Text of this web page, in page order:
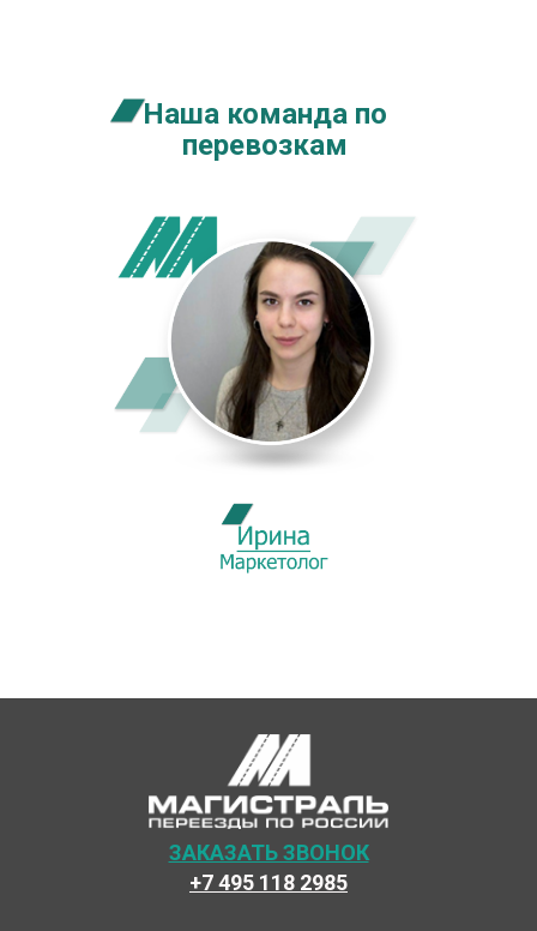
Наша команда по
перевозкам
+7 495 118 2985
ЗАКАЗАТЬ ЗВОНОК